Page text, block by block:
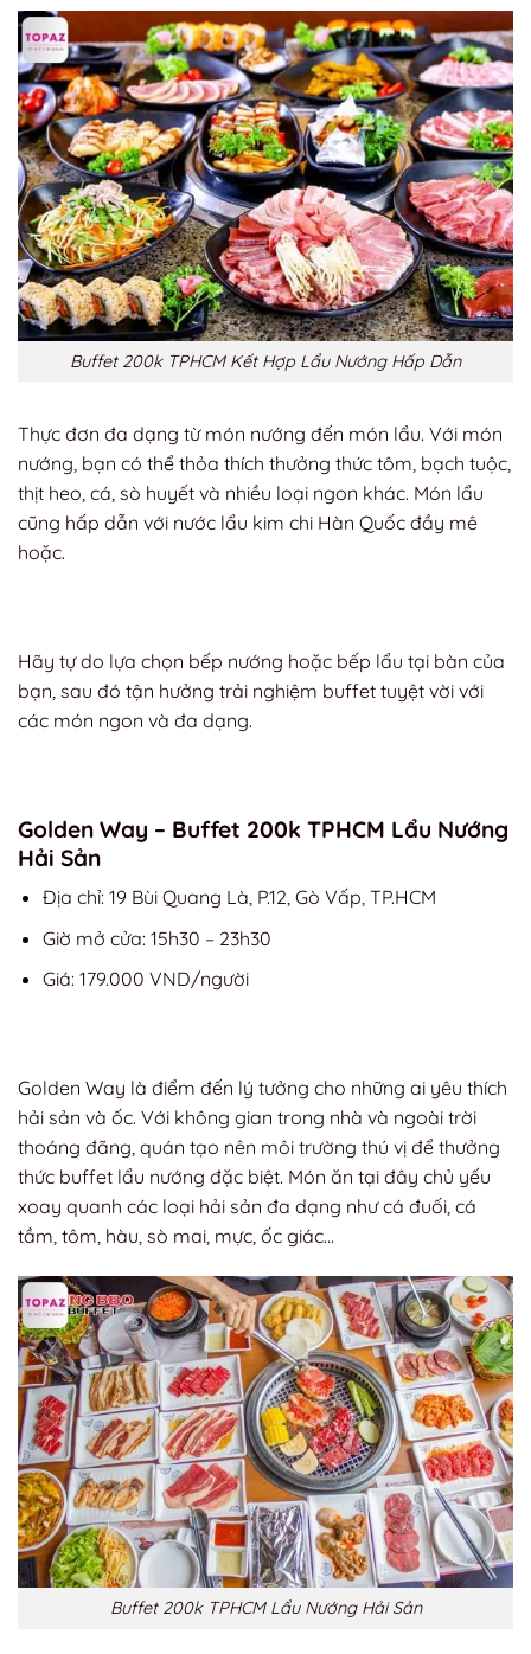
Buffet 200k TPHCM Kết Hợp Lẩu Nướng Hấp Dẫn
Thực đơn đa dạng từ món nướng đến món lẩu. Với món
nướng, bạn có thể thỏa thích thưởng thức tôm, bạch tuộc,
thịt heo, cá, sò huyết và nhiều loại ngon khác. Món lẩu
cũng hấp dẫn với nước lẩu kim chi Hàn Quốc đầy mê
hoặc.
Hãy tự do lựa chọn bếp nướng hoặc bếp lẩu tại bàn của
bạn, sau đó tận hưởng trải nghiệm buffet tuyệt vời với
các món ngon và đa dạng.
Golden Way – Buffet 200k TPHCM Lẩu Nướng
Hải Sản
Địa chỉ: 19 Bùi Quang Là, P.12, Gò Vấp, TP.HCM
Giờ mở cửa: 15h30 – 23h30
Giá: 179.000 VND/người
Golden Way là điểm đến lý tưởng cho những ai yêu thích
hải sản và ốc. Với không gian trong nhà và ngoài trời
thoáng đãng, quán tạo nên môi trường thú vị để thưởng
thức buffet lẩu nướng đặc biệt. Món ăn tại đây chủ yếu
xoay quanh các loại hải sản đa dạng như cá đuối, cá
tầm, tôm, hàu, sò mai, mực, ốc giác…
Buffet 200k TPHCM Lẩu Nướng Hải Sản